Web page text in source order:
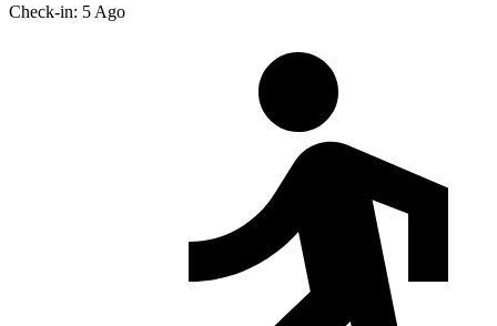
Check-in: 5 Ago